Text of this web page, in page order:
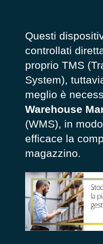
Questi
controllati
proprio TMS
System),
meglio è
Warehouse
(WMS), in
efficace la
magazzino.